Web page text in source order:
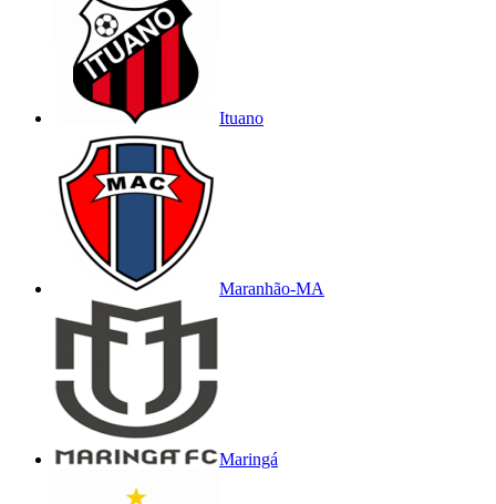
Ituano
Maranhão-MA
Maringá